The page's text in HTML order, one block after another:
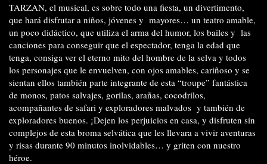
TARZAN, el musical, es sobre todo una fiesta, un divertimento,
que hará disfrutar a niños, jóvenes y mayores… un teatro amable,
un poco didáctico, que utiliza el arma del humor, los bailes y las
canciones para conseguir que el espectador, tenga la edad que
tenga, consiga ver el eterno mito del hombre de la selva y todos
los personajes que le envuelven, con ojos amables, cariñoso y se
sientan ellos también parte integrante de esta “troupe” fantástica
de monos, patos salvajes, gorilas, arañas, cocodrilos,
acompañantes de safari y exploradores malvados y también de
exploradores buenos. ¡Dejen los perjuicios en casa, y disfruten sin
complejos de esta broma selvática que les llevara a vivir aventuras
y risas durante 90 minutos inolvidables… y griten con nuestro
héroe.